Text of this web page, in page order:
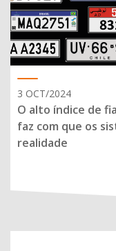
3 OCT/2024
O alto índice de
faz com que os
realidade